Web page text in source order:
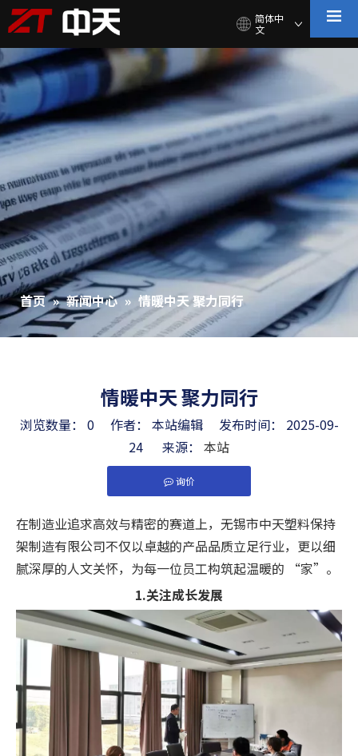
简体中
文
首页 » 新闻中心 » 情暖中天 聚力同行
情暖中天 聚力同行
浏览数量： 0作者： 本站编辑 发布时间： 2025-09-
24 来源： 本站
询价
在制造业追求高效与精密的赛道上，无锡市中天塑料保持
架制造有限公司不仅以卓越的产品品质立足行业，更以细
腻深厚的人文关怀，为每一位员工构筑起温暖的 “家”。
1.关注成长发展